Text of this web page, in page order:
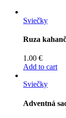
Sviečky
Ruza
1.00 €
Add to cart
Sviečky
Adventná